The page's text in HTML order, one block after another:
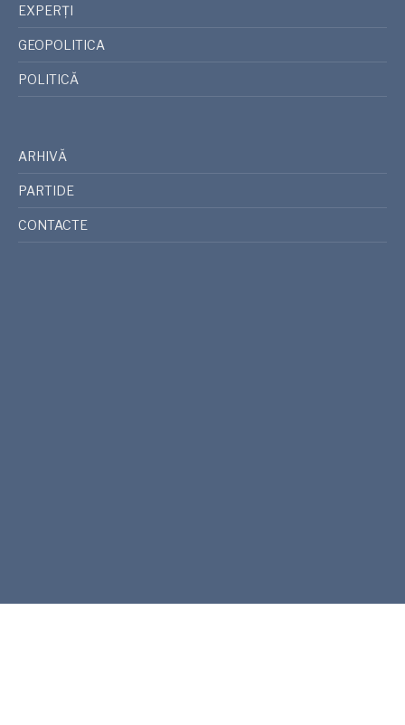
EXPERȚI
GEOPOLITICA
POLITICĂ
ARHIVĂ
PARTIDE
CONTACTE